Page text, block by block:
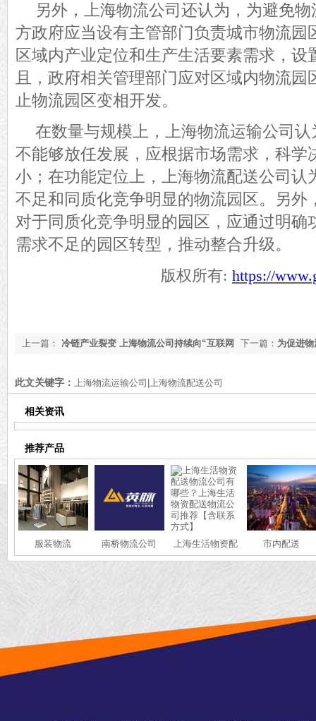
另外，上海物流公司还认为，为避免物
方政府应当设有主管部门负责城市物流园
区域内产业定位和生产生活要素需求，设
且， 政府相关管理部门应对区域内物流园
止物流园区变相开发。
在数量与规模上，
上海物流运输公司认
不能够放任发展，应根据市场需求，科学
小 ； 在功能定位上，
上海物流配送公司认
不足和同质化竞争明显的物流园区。
另外
对于同质化竞争明显的园区， 应通过明确
需求不足的园区转型，推动整合升级。
版权所有: https://
下一篇： 为促进
上一篇： 冷链产业裂变 上海物流公司持续向“互联网
此文关键字： 上海物流运输公司|上海物流配送公司
相关资讯
推荐产品
服装物流 南桥物流公司
上海生活物资配
送物流公司有哪
推荐【含联系方
市内配送